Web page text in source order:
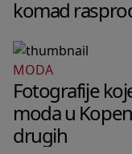
komad
MODA
Fotografije
moda u
drugih